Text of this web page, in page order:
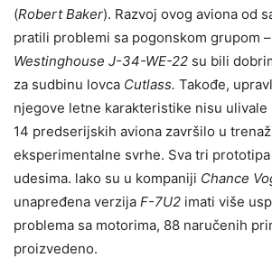
(Robert Baker). Razvoj ovog aviona od
pratili problemi sa pogonskom grupom
Westinghouse J-34-WE-22 su bili
za sudbinu lovca Cutlass. Takođe,
njegove letne karakteristike nisu ulivale
14 predserijskih aviona završilo u
eksperimentalne svrhe. Sva tri
udesima. lako su u kompaniji Chance
unapređena verzija F-7U2 imati više
problema sa motorima, 88 naručenih
proizvedeno.